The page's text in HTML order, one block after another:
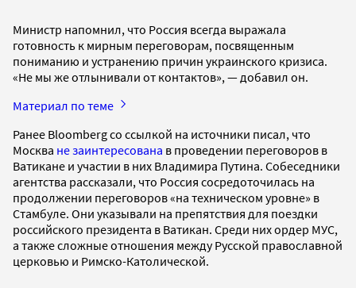
Министр напомнил, что Россия всегда выражала
готовность к мирным переговорам, посвященным
пониманию и устранению причин украинского кризиса.
«Не мы же отлынивали от контактов», — добавил он.
Материал по теме
Ранее Bloomberg со ссылкой на источники писал, что
Москва не заинтересована в проведении переговоров в
Ватикане и участии в них Владимира Путина. Собеседники
агентства рассказали, что Россия сосредоточилась на
продолжении переговоров «на техническом уровне» в
Стамбуле. Они указывали на препятствия для поездки
российского президента в Ватикан. Среди них ордер МУС,
а также сложные отношения между Русской православной
церковью и Римско-Католической.